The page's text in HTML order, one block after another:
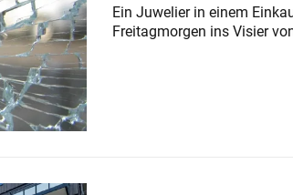
Ein Juwelier in einem
Freitagmorgen ins Visier